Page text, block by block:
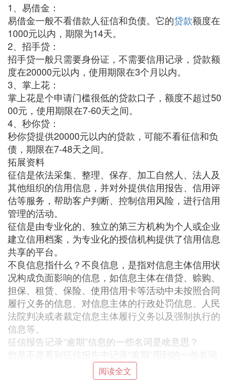
1、易借金：
易借金一般不看借款人征信和负债。它的贷款额度在
1000元以内，期限为14天。
2、招手贷：
招手贷一般只需要身份证，不需要信用记录，贷款额
度在20000元以内，使用期限在3个月以内。
3、掌上花：
掌上花是个申请门槛很低的贷款口子，额度不超过50
00元，使用期限在7-60天之间。
4、秒你贷：
秒你贷提供20000元以内的贷款，可能不看征信和负
债，期限在7-48天之间。
拓展资料
征信是依法采集、整理、保存、加工自然人、法人及
其他组织的信用信息，并对外提供信用报告、信用评
估等服务，帮助客户判断、控制信用风险，进行信用
管理的活动。
征信是由专业化的、独立的第三方机构为个人或企业
建立信用档案，为专业化的授信机构提供了信用信息
共享的平台。
不良信息指什么？不良信息，是指对信息主体信用状
况构成负面影响的信息，如信息主体在借贷、赊购、
担保、租赁、保险、使用信用卡等活动中未按照合同
履行义务的信息、对信息主体的行政处罚信息、人民
法院判决或者裁定信息主体履行义务以及强制执行的
信息等。
征信报告记录“逾期”信息的一些名词是啥意思？
您是不是看到征信报告中记录“逾期”用到的一些名词
傻傻看不懂？其实很简单。比如，当前逾期期数/金
额就是指当前连续逾期的次数和金额；而逾期月份是
阅读全文